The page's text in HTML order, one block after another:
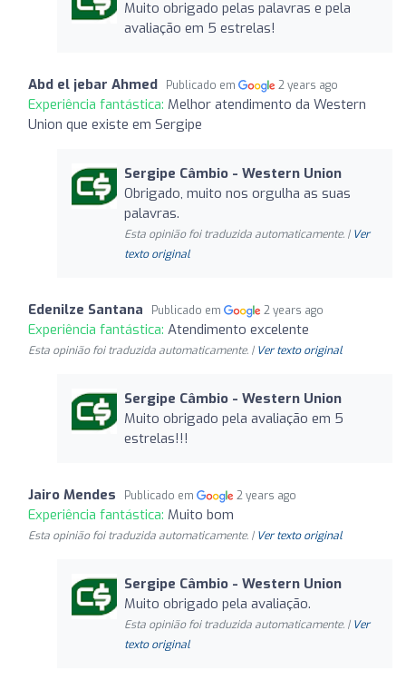
Muito obrigado pelas palavras e pela
avaliação em 5 estrelas!
Abd el jebar Ahmed Publicado em 2 years ago
Experiência fantástica: Melhor atendimento da Western
Union que existe em Sergipe
Sergipe Câmbio - Western Union
Obrigado, muito nos orgulha as suas
palavras.
Esta opinião foi traduzida automaticamente. | Ver
texto original
Edenilze Santana Publicado em 2 years ago
Experiência fantástica: Atendimento excelente
Esta opinião foi traduzida automaticamente. | Ver texto original
Sergipe Câmbio - Western Union
Muito obrigado pela avaliação em 5
estrelas!!!
Jairo Mendes Publicado em 2 years ago
Experiência fantástica: Muito bom
Esta opinião foi traduzida automaticamente. | Ver texto original
Sergipe Câmbio - Western Union
Muito obrigado pela avaliação.
Esta opinião foi traduzida automaticamente. | Ver
texto original